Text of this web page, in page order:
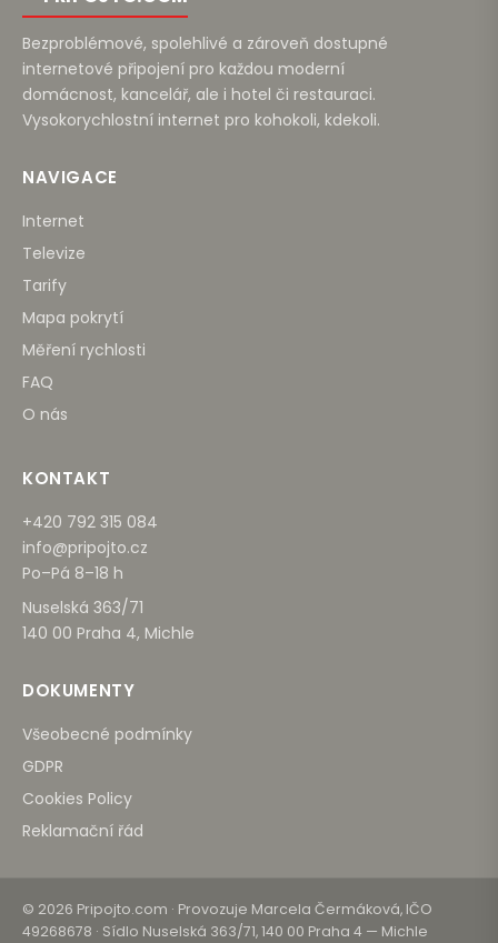
Bezproblémové, spolehlivé a zároveň dostupné
internetové připojení pro každou moderní
domácnost, kancelář, ale i hotel či restauraci.
Vysokorychlostní internet pro kohokoli, kdekoli.
NAVIGACE
Internet
Televize
Tarify
Mapa pokrytí
Měření rychlosti
FAQ
O nás
KONTAKT
+420 792 315 084
info@pripojto.cz
Po–Pá 8–18 h
Nuselská 363/71
140 00 Praha 4, Michle
DOKUMENTY
Všeobecné podmínky
GDPR
Cookies Policy
Reklamační řád
© 2026 Pripojto.com · Provozuje Marcela Čermáková, IČO
49268678 · Sídlo Nuselská 363/71, 140 00 Praha 4 — Michle